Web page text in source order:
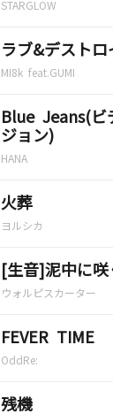
STARGLOW
ラブ&デストロ
MI8k feat.GUMI
Blue Jeans(ビ
ジョン)
HANA
火葬
ヨルシカ
[生音]泥中に咲
ウォルピスカーター
FEVER TIME
OddRe:
残機